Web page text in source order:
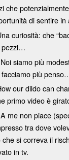
che
di sentire
curiosità: che
pezzi…
siamo più
più
our dildo can
primo video è
me non piace
tra dove
che si correva il
in tv.